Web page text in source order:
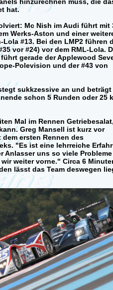
hat.
Mc Nish im Audi führt mit
Werks-Aston und einer
Lola #13. Bei den LMP2 führen
vor #24) vor dem RML-Lola.
gerade der Applewood
Polevision und der #43 von
sukkzessive an und beträgt
schon 5 Runden oder 25
Mal im Rennen
Greg Mansell ist kurz vor
ersten Rennen des
"Es ist eine lehrreiche
Anlasser uns so viele Probleme
weiter vorne." Circa 6
lässt das Team deswegen